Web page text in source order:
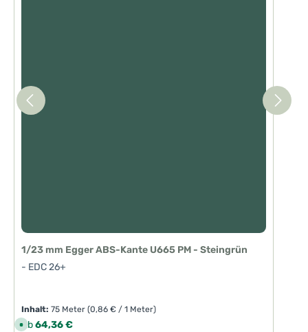
1/23 mm Egger ABS-Kante U665 PM - Steingrün
- EDC 26+
Inhalt:75 Meter(0,86 € / 1 Meter)
Regulärer Preis:
SAb64,36 €